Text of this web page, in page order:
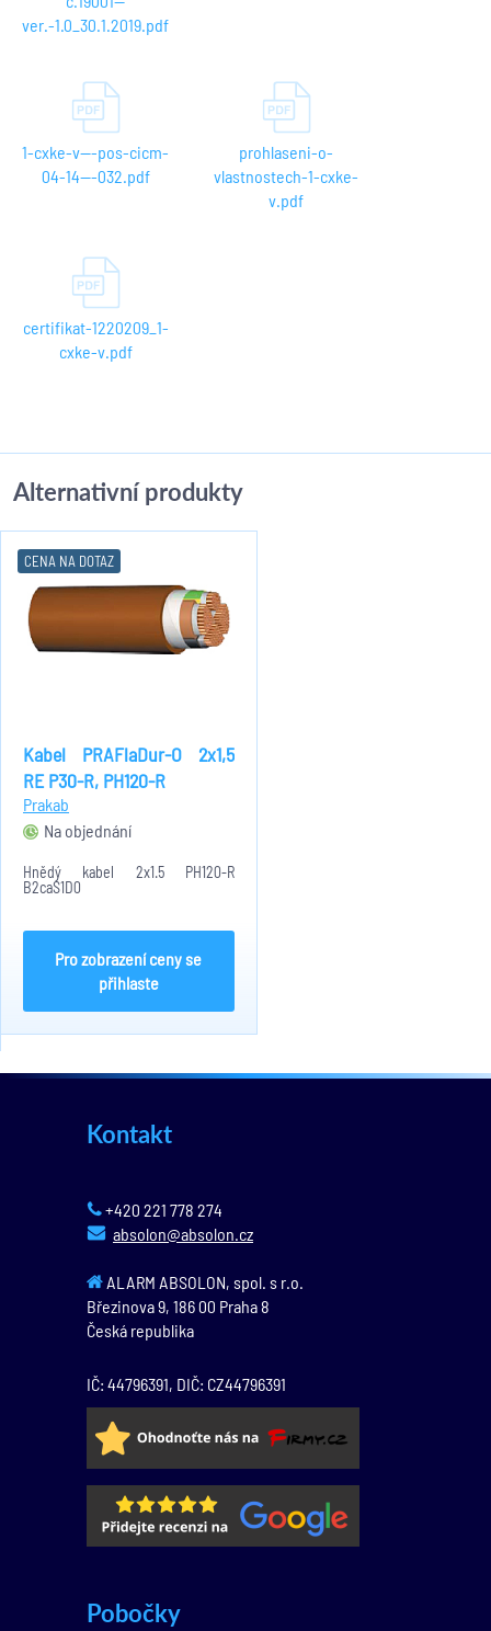
ver.-1.0_30.1.2019.pdf
1-cxke-v---pos-cicm-
04-14---032.pdf
prohlaseni-o-
vlastnostech-1-cxke-
v.pdf
certifikat-1220209_1-
cxke-v.pdf
Alternativní produkty
CENA NA DOTAZ
Kabel PRAFlaDur-O 2x1,5
RE P30-R, PH120-R
Prakab
Na objednání
Hnědý kabel 2x1.5 PH120-R
B2caS1D0
Pro zobrazení ceny se
přihlaste
Kontakt
+420 221 778 274
absolon@absolon.cz
ALARM ABSOLON, spol. s r.o.
Březinova 9, 186 00 Praha 8
Česká republika
IČ: 44796391, DIČ: CZ44796391
Pobočky